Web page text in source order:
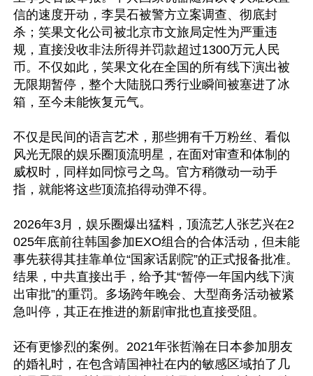
信的速度开动，李昊石被警方立案调查、彻底封
杀；笑果文化公司被北京市文旅局定性为严重违
规，直接没收非法所得并罚款超过1300万元人民
币。不仅如此，笑果文化在全国的所有线下演出被
无限期暂停，整个大陆脱口秀行业瞬间被塞进了冰
箱，至今未能恢复元气。
不仅是民间的语言艺术，那些拥有千万粉丝、看似
风光无限的娱乐圈顶流明星，在面对审查和体制的
威权时，同样如同惊弓之鸟。官方稍微动一动手
指，就能将这些顶流掐得动弹不得。
2026年3月，娱乐圈爆出猛料，顶流艺人张艺兴在2
025年底前往韩国参加EXO组合的合体活动，但未能
事先获得其挂靠单位“国家话剧院”的正式报备批准。
结果，中共直接出手，给予其“暂停一年国内线下演
出审批”的重罚。多场跨年晚会、大型商务活动被紧
急叫停，其正在推进的新剧审批也直接受阻。
还有更惨烈的案例。2021年张哲瀚在日本参加朋友
的婚礼时，在包含靖国神社在内的敏感区域拍了几